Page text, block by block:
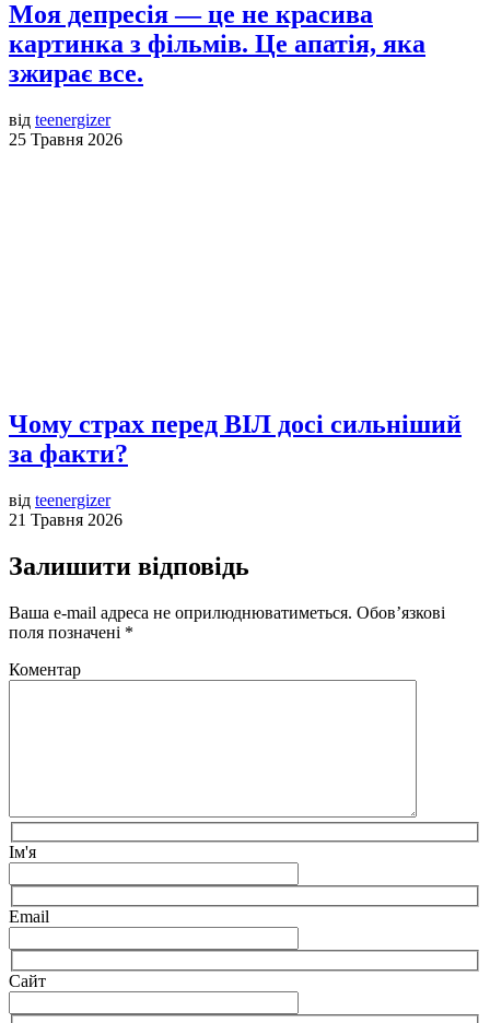
Моя депресія — це не красива
картинка з фільмів. Це апатія, яка
зжирає все.
від teenergizer
25 Травня 2026
Чому страх перед ВІЛ досі сильніший
за факти?
від teenergizer
21 Травня 2026
Залишити відповідь
Ваша e-mail адреса не оприлюднюватиметься. Обов’язкові
поля позначені *
Коментар
Ім'я
Email
Сайт